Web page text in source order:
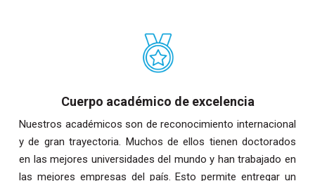
Cuerpo académico de excelencia
Nuestros académicos son de reconocimiento internacional
y de gran trayectoria. Muchos de ellos tienen doctorados
en las mejores universidades del mundo y han trabajado en
las mejores empresas del país. Esto permite entregar un